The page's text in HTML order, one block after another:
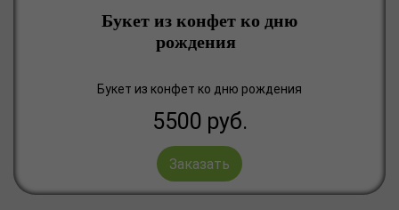
Букет из конфет ко дню
рождения
Букет из конфет ко дню рождения
5500 руб.
Заказать